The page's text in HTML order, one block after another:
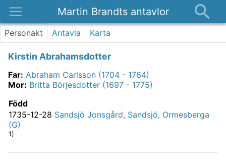
Martin Brandts antavlor
Platser
Kontakt
Personakt Antavla Karta
Kirstin Abrahamsdotter
Far: Abraham Carlsson (1704 - 1764)
Mor: Britta Börjesdotter (1697 - 1775)
Född
1735-12-28 Sandsjö Jonsgård, Sandsjö, Ormesberga
(G)
1)